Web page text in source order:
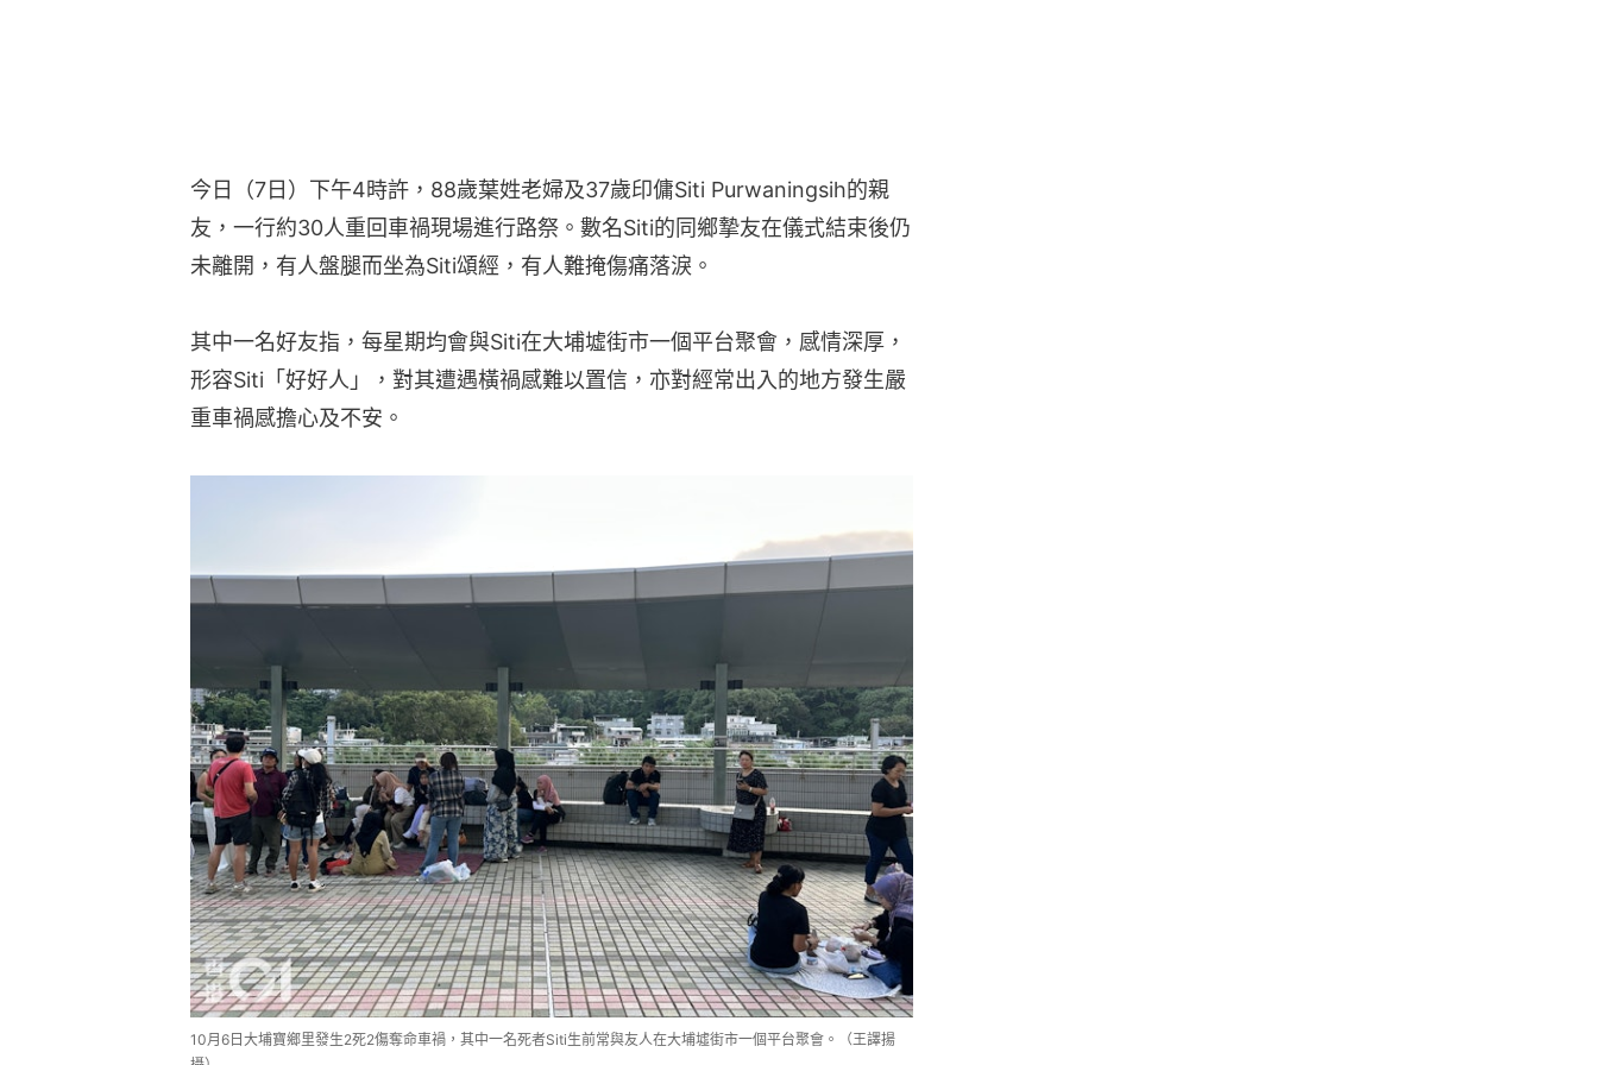
今日（7日）下午4時許，88歲葉姓老婦及37歲印傭Siti Purwaningsih的親
友，一行約30人重回車禍現場進行路祭。數名Siti的同鄉摯友在儀式結束後仍
未離開，有人盤腿而坐為Siti頌經，有人難掩傷痛落淚。
其中一名好友指，每星期均會與Siti在大埔墟街市一個平台聚會，感情深厚，
形容Siti「好好人」，對其遭遇橫禍感難以置信，亦對經常出入的地方發生嚴
重車禍感擔心及不安。
10月6日大埔寶鄉里發生2死2傷奪命車禍，其中一名死者Siti生前常與友人在大埔墟街市一個平台聚會。（王譯揚